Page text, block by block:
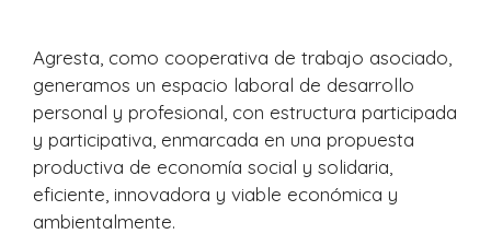
Agresta, como cooperativa de trabajo asociado,
generamos un espacio laboral de desarrollo
personal y profesional, con estructura participada
y participativa, enmarcada en una propuesta
productiva de economía social y solidaria,
eficiente, innovadora y viable económica y
ambientalmente.